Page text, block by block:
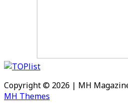
Copyright © 2026 | MH
MH Themes